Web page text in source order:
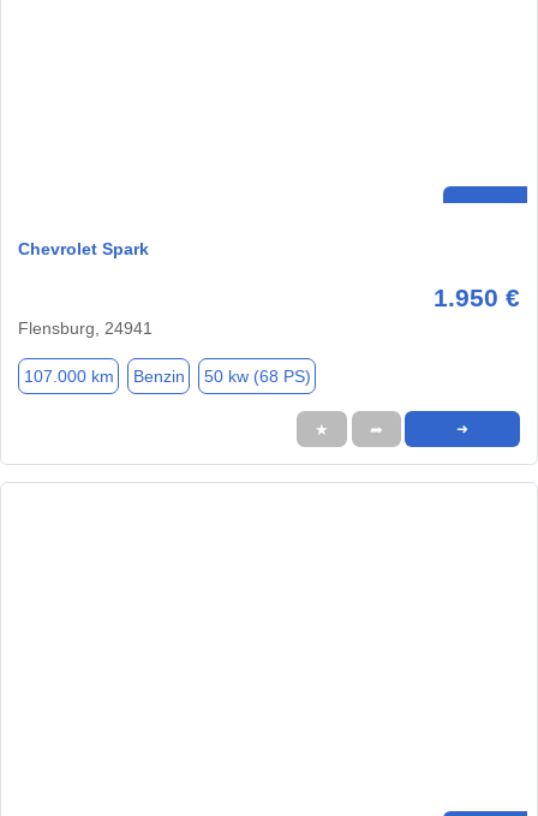
Chevrolet Spark
1.950 €
Flensburg, 24941
107.000 km Benzin 50 kw (68 PS)
★ ➦ ➜